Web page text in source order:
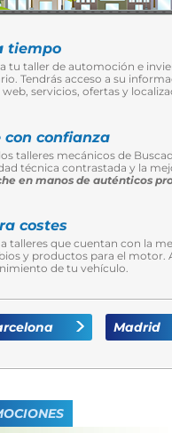
tiempo
tu taller de automoción e
Tendrás acceso a su
web, servicios, ofertas y
con confianza
talleres mecánicos de
técnica contrastada y la
en manos de auténticos
costes
talleres que cuentan con la
y productos para el motor.
de tu vehículo.
Madrid